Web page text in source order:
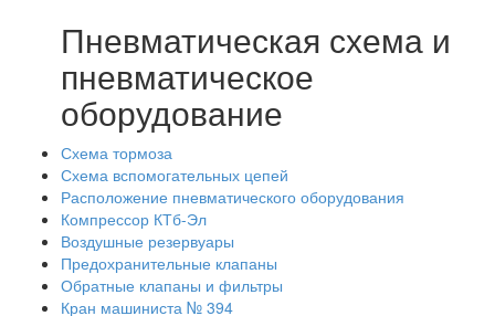
Пневматическая схема и
пневматическое
оборудование
Схема тормоза
Схема вспомогательных цепей
Расположение пневматического оборудования
Компрессор КТб-Эл
Воздушные резервуары
Предохранительные клапаны
Обратные клапаны и фильтры
Кран машиниста № 394